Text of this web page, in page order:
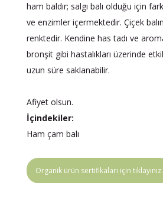
ham baldır; salgı balı olduğu için
ve enzimler içermektedir. Çiçek
renktedir. Kendine has tadı ve
bronşit gibi hastalıkları üzerinde
uzun süre saklanabilir.
Afiyet olsun.
İçindekiler:
Ham çam balı
Organik ürün sertifikaları için tıklayınız.
BU HAFTANIN PLANLI
2690,00 TL
2071,30 TL
Kaan